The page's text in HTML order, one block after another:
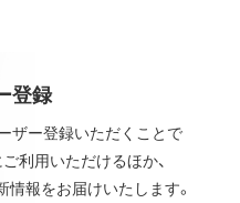
登録
ザー登録いただくことで
利用いただけるほか、
報をお届けいたします。